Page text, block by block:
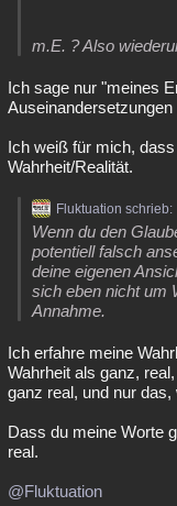
m.E. ? Also
Ich sage nur "meines
Auseinandersetzungen
Ich weiß für mich,
Wahrheit/Realität.
Fluktuation schrieb:
Wenn du den
potentiell falsch
deine eigenen
sich eben nicht um
Annahme.
Ich erfahre meine
Wahrheit als ganz,
ganz real, und nur
Dass du meine Worte
real.
@Fluktuation